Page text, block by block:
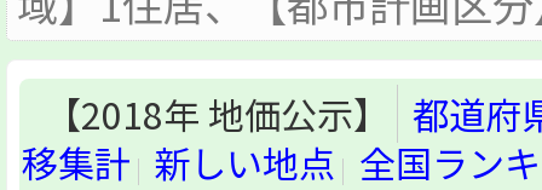
【2018年 地価公示】
都道府
移集計 新しい地点 全国ラン